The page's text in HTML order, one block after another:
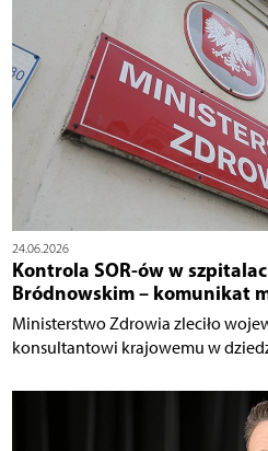
24.06.2026
Kontrola SOR-ów w
Bródnowskim – komunikat
Ministerstwo Zdrowia zleciło
konsultantowi krajowemu w